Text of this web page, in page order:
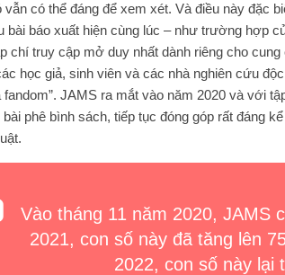
vẫn có thể đáng để xem xét. Và điều này đặc
bài báo xuất hiện cùng lúc – như trường hợp
chí truy cập mở duy nhất dành riêng cho
học giả, sinh viên và các nhà nghiên cứu
JAMS ra mắt vào năm 2020 và với
bài phê bình sách, tiếp tục đóng góp rất đáng
Vào tháng 11 năm 2020, JAMS
2021, con số này đã tăng lên
2022, con số này lại